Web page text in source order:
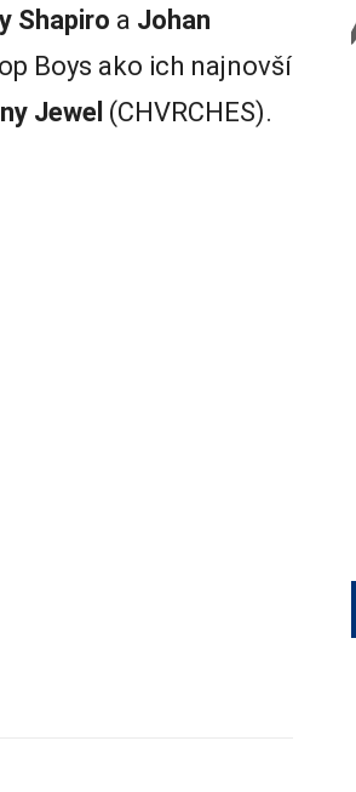
Shapiro a Johan
Boys ako ich najnovší
Jewel (CHVRCHES).